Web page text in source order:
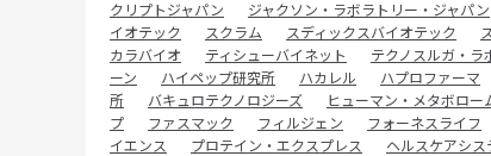
クリプトジャパン
ジャクソン・ラボラトリー・ジャパン
イオテック
スクラム スディックスバイオテック
カラバイオ
ティシューバイネット テクノスルガ・ラ
ーン
ハイペップ研究所 ハカレル ハプロファーマ
所
バキュロテクノロジーズ ヒューマン・メタボロー
プ
ファスマック フィルジェン フォーネスライフ
イエンス
プロテイン・エクスプレス ヘルスケアシス